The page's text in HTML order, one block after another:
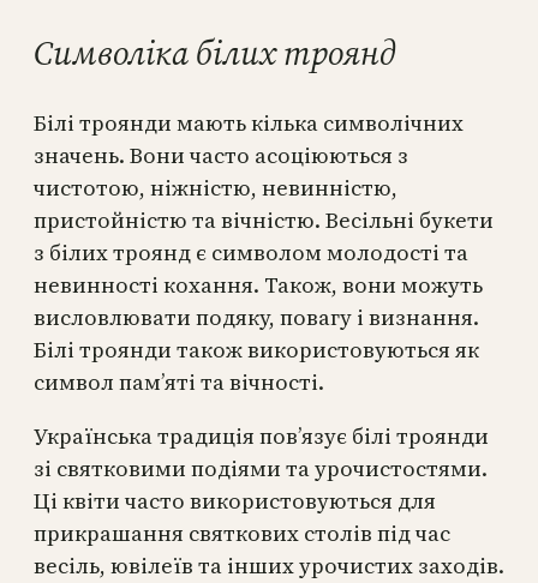
Символіка білих троянд
Білі троянди мають кілька символічних
значень. Вони часто асоціюються з
чистотою, ніжністю, невинністю,
пристойністю та вічністю. Весільні букети
з білих троянд є символом молодості та
невинності кохання. Також, вони можуть
висловлювати подяку, повагу і визнання.
Білі троянди також використовуються як
символ пам’яті та вічності.
Українська традиція пов’язує білі троянди
зі святковими подіями та урочистостями.
Ці квіти часто використовуються для
прикрашання святкових столів під час
весіль, ювілеїв та інших урочистих заходів.